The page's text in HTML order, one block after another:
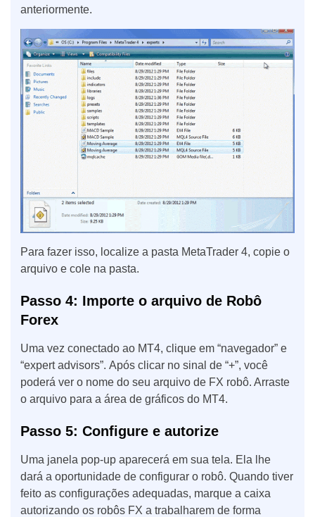
anteriormente.
Para fazer isso, localize a pasta MetaTrader 4, copie o
arquivo e cole na pasta.
Passo 4: Importe o arquivo de Robô
Forex
Uma vez conectado ao MT4, clique em “navegador” e
“expert advisors”. Após clicar no sinal de “+”, você
poderá ver o nome do seu arquivo de FX robô. Arraste
o arquivo para a área de gráficos do MT4.
Passo 5: Configure e autorize
Uma janela pop-up aparecerá em sua tela. Ela lhe
dará a oportunidade de configurar o robô. Quando tiver
feito as configurações adequadas, marque a caixa
autorizando os robôs FX a trabalharem de forma